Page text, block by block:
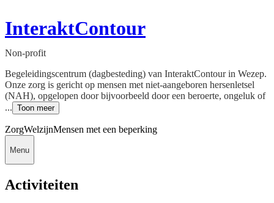
InteraktContour
Non-profit
Begeleidingscentrum (dagbesteding) van InteraktContour in Wezep.
Onze zorg is gericht op mensen met niet-aangeboren hersenletsel
(NAH), opgelopen door bijvoorbeeld door een beroerte, ongeluk of
... Toon meer
ZorgWelzijnMensen met een beperking
Menu
Activiteiten